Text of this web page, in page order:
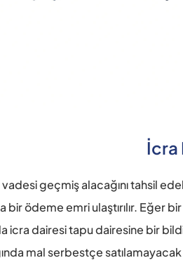
İcra
vadesi geçmiş alacağını tahsil
bir ödeme emri ulaştırılır. Eğer
icra dairesi tapu dairesine bir
mal serbestçe